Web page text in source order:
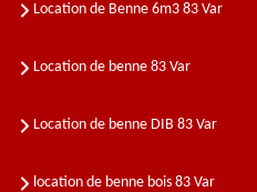
Location de Benne 6m3 83 Var
Location de benne 83 Var
Location de benne DIB 83 Var
location de benne bois 83 Var